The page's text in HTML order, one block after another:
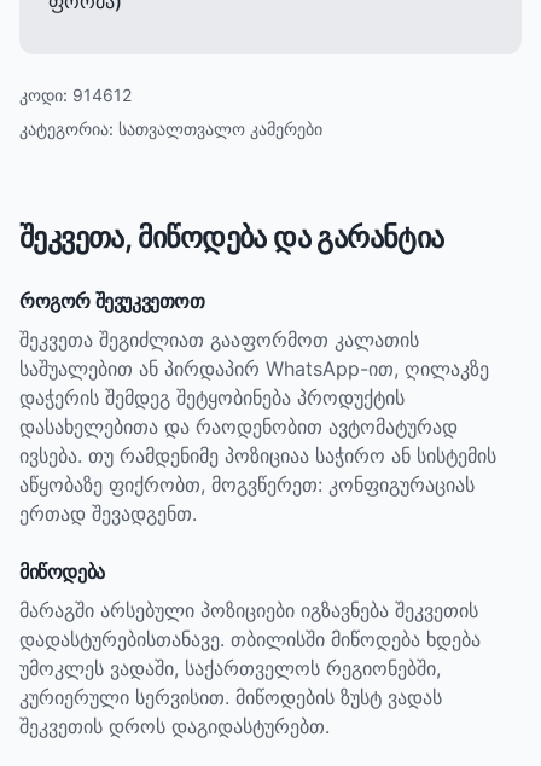
კოდი: 914612
კატეგორია: სათვალთვალო კამერები
შეკვეთა, მიწოდება და გარანტია
როგორ შევუკვეთოთ
შეკვეთა შეგიძლიათ გააფორმოთ კალათის
საშუალებით ან პირდაპირ WhatsApp-ით, ღილაკზე
დაჭერის შემდეგ შეტყობინება პროდუქტის
დასახელებითა და რაოდენობით ავტომატურად
ივსება. თუ რამდენიმე პოზიციაა საჭირო ან სისტემის
აწყობაზე ფიქრობთ, მოგვწერეთ: კონფიგურაციას
ერთად შევადგენთ.
მიწოდება
მარაგში არსებული პოზიციები იგზავნება შეკვეთის
დადასტურებისთანავე. თბილისში მიწოდება ხდება
უმოკლეს ვადაში, საქართველოს რეგიონებში,
კურიერული სერვისით. მიწოდების ზუსტ ვადას
შეკვეთის დროს დაგიდასტურებთ.